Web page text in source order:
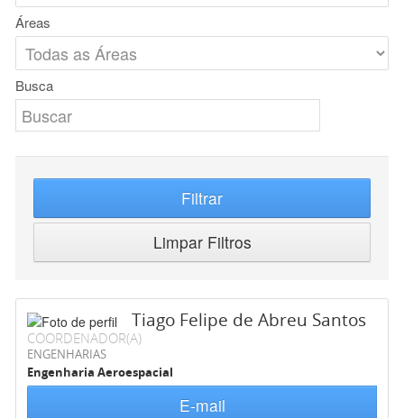
Áreas
Busca
Filtrar
Limpar Filtros
Tiago Felipe de Abreu Santos
COORDENADOR(A)
ENGENHARIAS
Engenharia Aeroespacial
E-mail